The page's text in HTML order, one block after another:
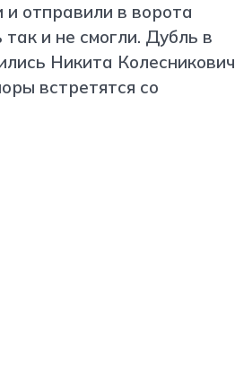
отправили в ворота
и не смогли. Дубль в
Никита Колесникович
встретятся со